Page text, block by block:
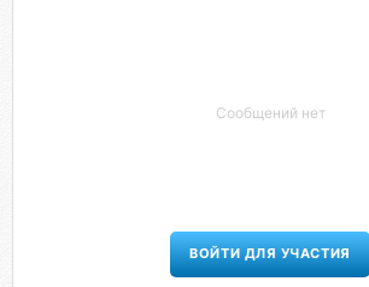
Сообщений нет
ВОЙТИ ДЛЯ УЧАСТИЯ